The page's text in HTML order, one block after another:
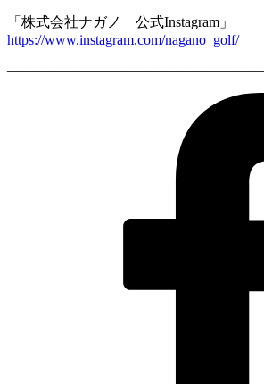
「株式会社ナガノ 公式Instagram」
https://www.instagram.com/nagano_golf/